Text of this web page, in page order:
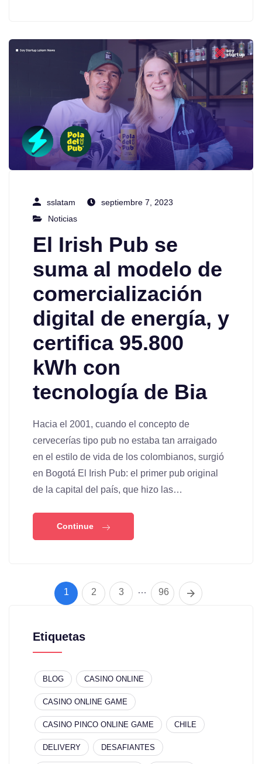
sslatam
septiembre 7, 2023
Noticias
El Irish Pub se
suma al modelo de
comercialización
digital de energía, y
certifica 95.800
kWh con
tecnología de Bia
Hacia el 2001, cuando el concepto de
cervecerías tipo pub no estaba tan arraigado
en el estilo de vida de los colombianos, surgió
en Bogotá El Irish Pub: el primer pub original
de la capital del país, que hizo las…
Continue
1 2 3 … 96
Etiquetas
BLOG CASINO ONLINE
CASINO ONLINE GAME
CASINO PINCO ONLINE GAME CHILE
DELIVERY DESAFIANTES